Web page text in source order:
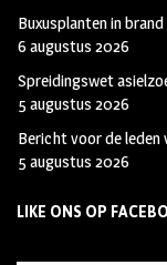
Buxusplanten in
6 augustus 2026
Spreidingswet
5 augustus 2026
Bericht voor de leden
5 augustus 2026
LIKE ONS OP